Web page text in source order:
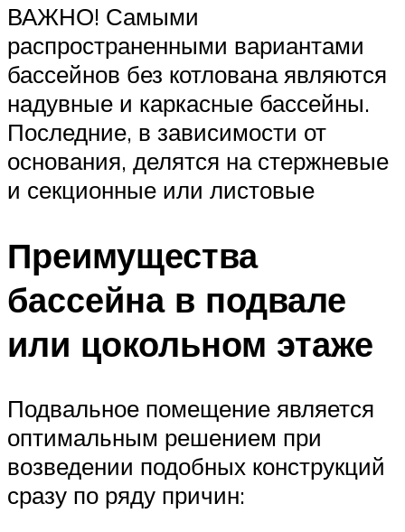
ВАЖНО! Самыми
распространенными вариантами
бассейнов без котлована являются
надувные и каркасные бассейны.
Последние, в зависимости от
основания, делятся на стержневые
и секционные или листовые
Преимущества
бассейна в подвале
или цокольном этаже
Подвальное помещение является
оптимальным решением при
возведении подобных конструкций
сразу по ряду причин: